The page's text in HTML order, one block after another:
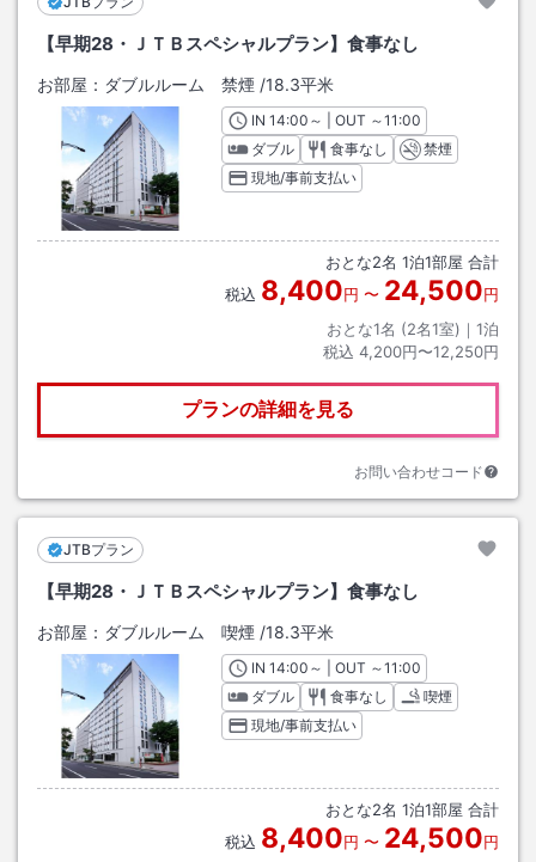
【早期28・ＪＴＢスペシャルプラン】食事なし
お部屋： ダブルルーム 禁煙 /18.3平米
INチェックイン
14:00 ～ | OUT チェックアウト
～11:00
ダブル
食事なし
禁煙
現地/事前支払い
おとな2名 1泊1部屋 合計
税込 8,400円 〜 24,500円
おとな1名 (2名1室)｜ 1泊
税込 4,200円〜12,250円
プランの詳細を見る
お問い合わせコード
JTBプラン
【早期28・ＪＴＢスペシャルプラン】食事なし
お部屋： ダブルルーム 喫煙 /18.3平米
INチェックイン
14:00 ～ | OUT チェックアウト
～11:00
ダブル
食事なし
喫煙
現地/事前支払い
おとな2名 1泊1部屋 合計
税込 8,400円 〜 24,500円